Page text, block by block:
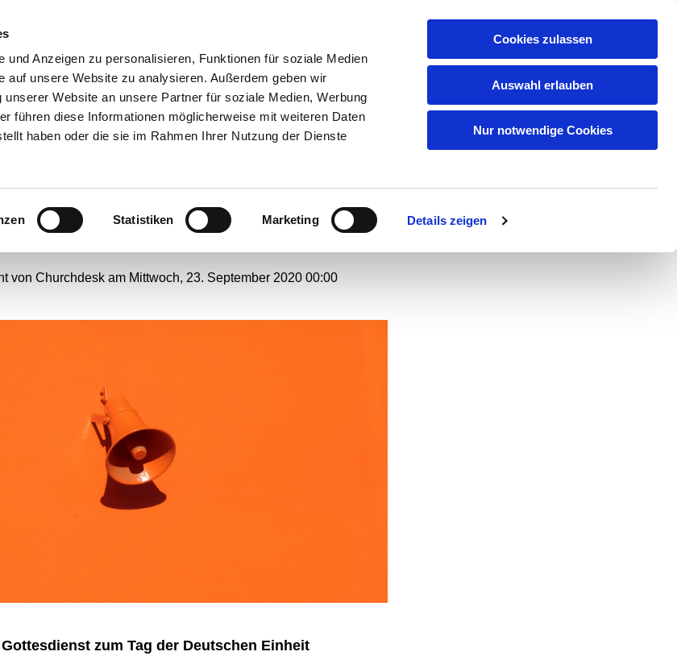
und Anzeigen zu personalisieren, Funktionen für soziale Medien
auf unsere Website zu analysieren. Außerdem geben wir
Website an unsere Partner für soziale Medien, Werbung
führen diese Informationen möglicherweise mit weiteren Daten
haben oder die sie im Rahmen Ihrer Nutzung der Dienste
Statistiken Marketing Details zeigen
Cookies zulassen
Auswahl erlauben
Nur notwendige Cookies
ÜBER UNS FAQ
Gottesdienst zum
# Webseiten-Migration
von Churchdesk am Mittwoch, 23. September 2020 00:00
zum Tag der Deutschen Einheit